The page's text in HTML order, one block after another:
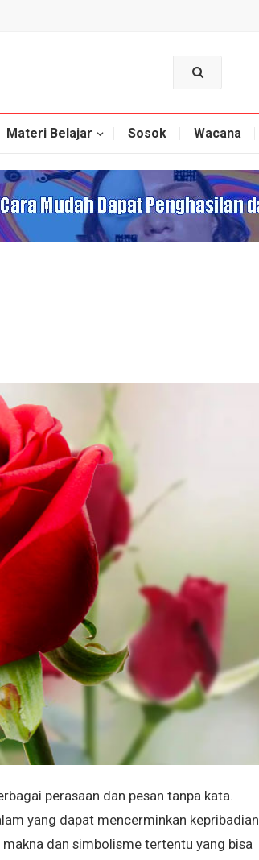
Materi Belajar Sosok Wacana
perasaan dan pesan tanpa kata.
yang dapat mencerminkan kepribadian
dan simbolisme tertentu yang bisa